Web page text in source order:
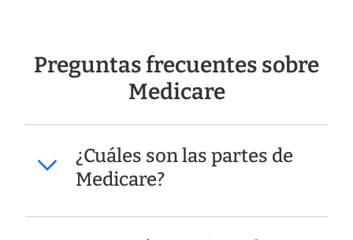
Preguntas frecuentes sobre
Medicare
¿Cuáles son las partes de
Medicare?